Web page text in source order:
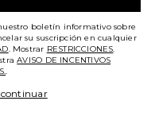
ALMA
boletín informativo sobre
su suscripción en cualquier
. Mostrar RESTRICCIONES.
AVISO DE INCENTIVOS
.
continuar